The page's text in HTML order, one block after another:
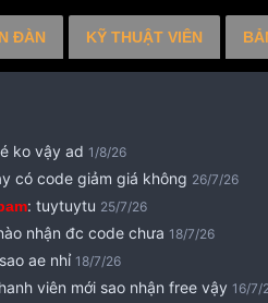
ĐÀN KỸ THUẬT VIÊN
ko vậy ad 1/8/26
có code giảm giá không 26/7/26
: tuytuytu 25/7/26
nhận đc code chưa 18/7/26
ae nhỉ 18/7/26
viên mới sao nhận free vậy 16/7/